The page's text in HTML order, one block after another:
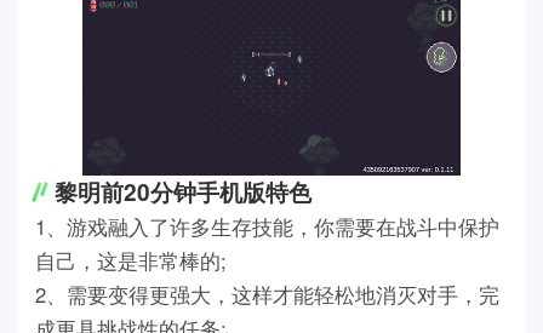
黎明前20分钟手机版特色
1、游戏融入了许多生存技能，你需要在战斗中保护
自己，这是非常棒的;
2、需要变得更强大，这样才能轻松地消灭对手，完